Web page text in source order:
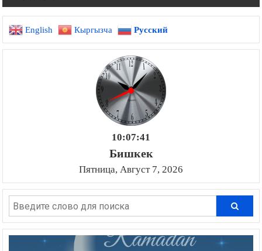
по
записям
English Кыргызча Русский
10:07:43
Бишкек
Пятница, Август 7, 2026